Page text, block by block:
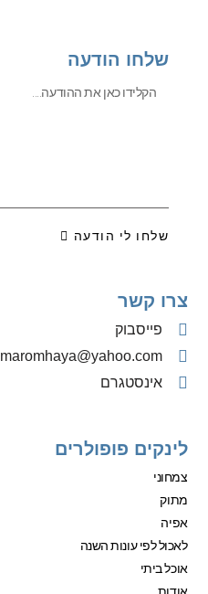
שלחו הודעה
שלחו לי הודעה
צרו קשר
פייסבוק
‫maromhaya@yahoo.com
אינסטגרם
לינקים פופולרים
צמחוני
מתוק
אפיה
לאכול לפי עונות השנה
אוכל ביתי